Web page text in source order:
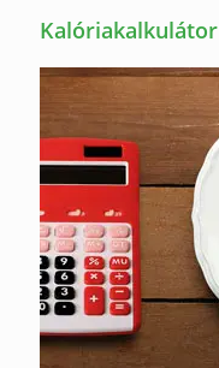
Kalóriakalkulátor